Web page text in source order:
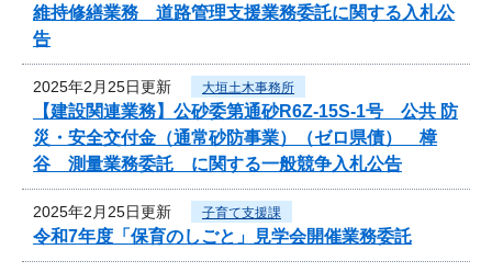
維持修繕業務 道路管理支援業務委託に関する入札公
告
2025年2月25日更新 大垣土木事務所
【建設関連業務】公砂委第通砂R6Z-15S-1号 公共 防
災・安全交付金（通常砂防事業）（ゼロ県債） 樟
谷 測量業務委託 に関する一般競争入札公告
2025年2月25日更新 子育て支援課
令和7年度「保育のしごと」見学会開催業務委託